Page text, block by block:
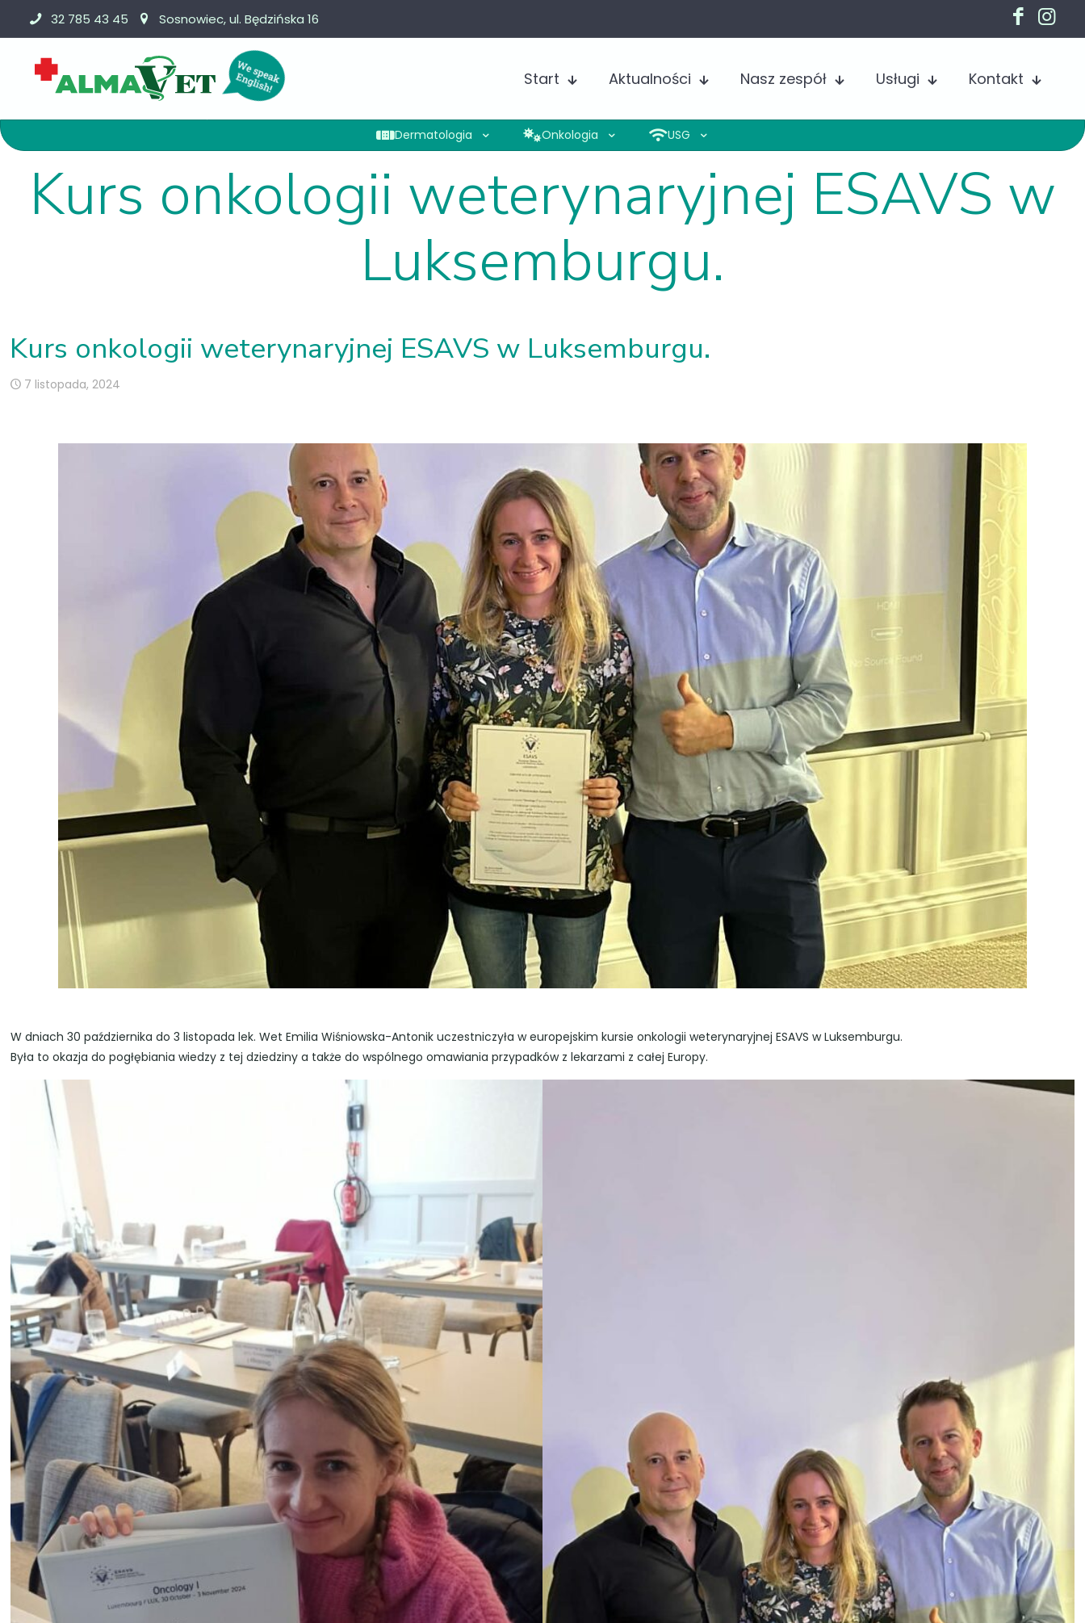
32 785 43 45 Sosnowiec, ul. Będzińska 16
Start Aktualności Nasz zespół Usługi Kontakt
Dermatologia Onkologia USG
Kurs onkologii weterynaryjnej ESAVS w
Luksemburgu.
Kurs onkologii weterynaryjnej ESAVS w Luksemburgu.
7 listopada, 2024
W dniach 30 października do 3 listopada lek. Wet Emilia Wiśniowska-Antonik uczestniczyła w europejskim kursie onkologii weterynaryjnej ESAVS w Luksemburgu.
Była to okazja do pogłębiania wiedzy z tej dziedziny a także do wspólnego omawiania przypadków z lekarzami z całej Europy.